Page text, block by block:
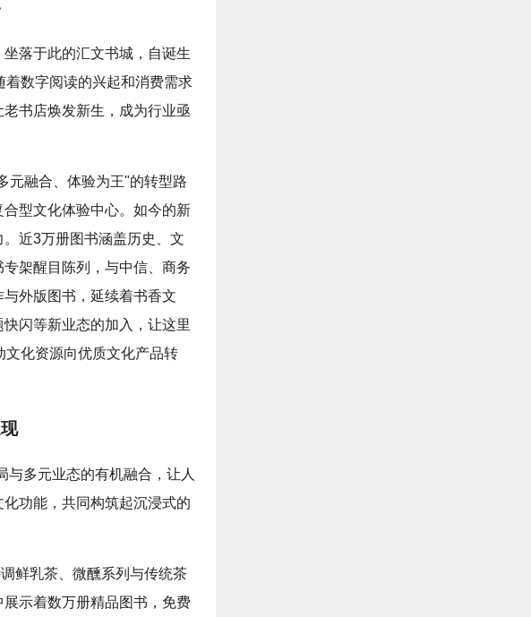
落于此的汇文书城，自诞生
着数字阅读的兴起和消费需求
书店焕发新生，成为行业亟
元融合、体验为王"的转型路
型文化体验中心。如今的新
近3万册图书涵盖历史、文
架醒目陈列，与中信、商务
外版图书，延续着书香文
闪等新业态的加入，让这里
文化资源向优质文化产品转
与多元业态的有机融合，让人
功能，共同构筑起沉浸式的
鲜乳茶、微醺系列与传统茶
示着数万册精品图书，免费